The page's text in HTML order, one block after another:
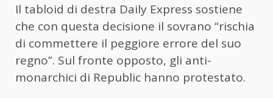
Il tabloid di destra Daily Express sostiene
che con questa decisione il sovrano “rischia
di commettere il peggiore errore del suo
regno”. Sul fronte opposto, gli anti-
monarchici di Republic hanno protestato.